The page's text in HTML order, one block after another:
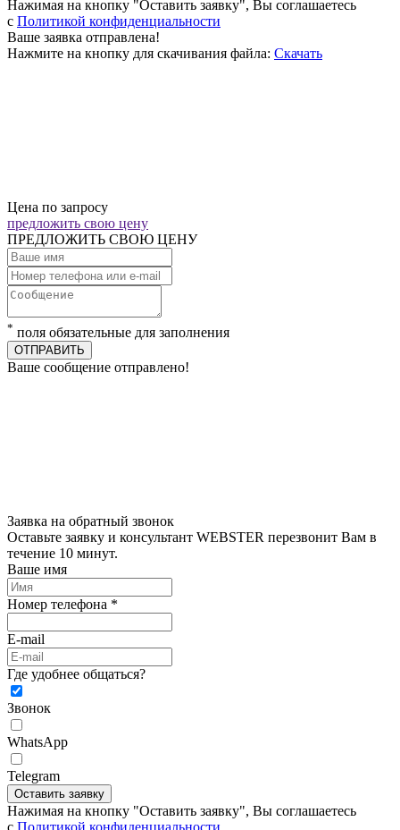
Нажимая на кнопку "Оставить заявку", Вы соглашаетесь
c Политикой конфиденциальности
Ваше заявка отправлена!
Нажмите на кнопку для скачивания файла: Скачать
Цена по запросу
предложить свою цену
ПРЕДЛОЖИТЬ СВОЮ ЦЕНУ
* поля обязательные для заполнения
ОТПРАВИТЬ
Ваше сообщение отправлено!
Заявка на обратный звонок
Оставьте заявку и консультант WEBSTER перезвонит Вам в
течение 10 минут.
Ваше имя
Номер телефона *
E-mail
Где удобнее общаться?
Звонок
WhatsApp
Telegram
Оставить заявку
Нажимая на кнопку "Оставить заявку", Вы соглашаетесь
c Политикой конфиденциальности